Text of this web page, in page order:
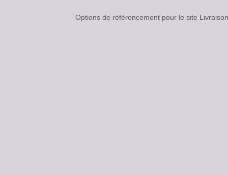
Options de référencement pour le site